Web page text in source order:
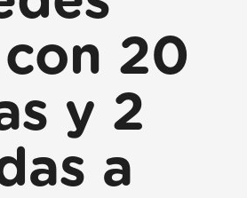
20
y 2
a